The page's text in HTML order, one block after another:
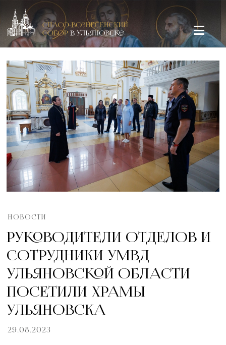
Спасо-Вознесенский кафедральный собор в Ульяновске
НОВОСТИ
РУКОВОДИТЕЛИ ОТДЕЛОВ И
СОТРУДНИКИ УМВД
УЛЬЯНОВСКОЙ ОБЛАСТИ
ПОСЕТИЛИ ХРАМЫ
УЛЬЯНОВСКА
29.08.2023